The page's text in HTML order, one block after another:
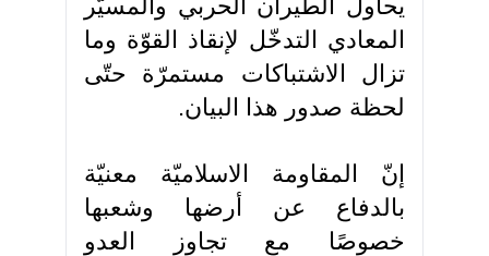
يحاول الطيران الحربي والمسيّر
المعادي التدخّل لإنقاذ القوّة وما
تزال الاشتباكات مستمرّة حتّى
لحظة صدور هذا البيان.
إنّ المقاومة الاسلاميّة معنيّة
بالدفاع عن أرضها وشعبها
خصوصًا مع تجاوز العدو